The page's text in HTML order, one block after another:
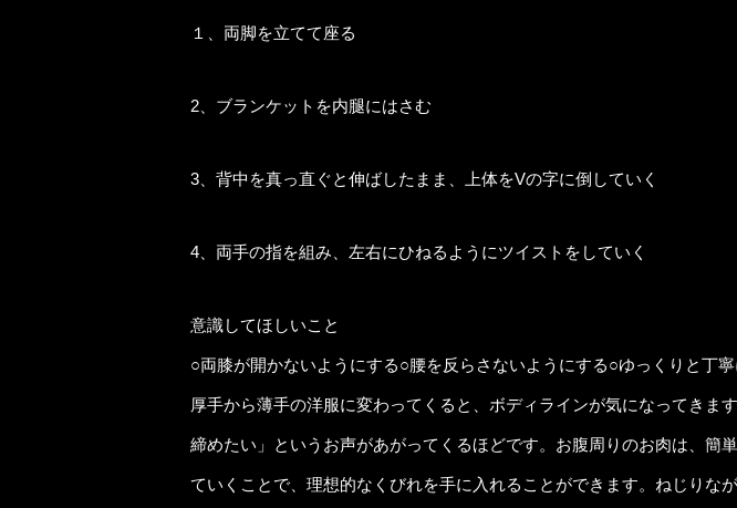
１、両脚を立てて座る
2、ブランケットを内腿にはさむ
3、背中を真っ直ぐと伸ばしたまま、上体をVの字に倒していく
4、両手の指を組み、左右にひねるようにツイストをしていく
意識してほしいこと
○両膝が開かないようにする○腰を反らさないようにする○ゆっくりと丁
厚手から薄手の洋服に変わってくると、ボディラインが気になってきま
締めたい」というお声があがってくるほどです。お腹周りのお肉は、簡
ていくことで、理想的なくびれを手に入れることができます。ねじりな